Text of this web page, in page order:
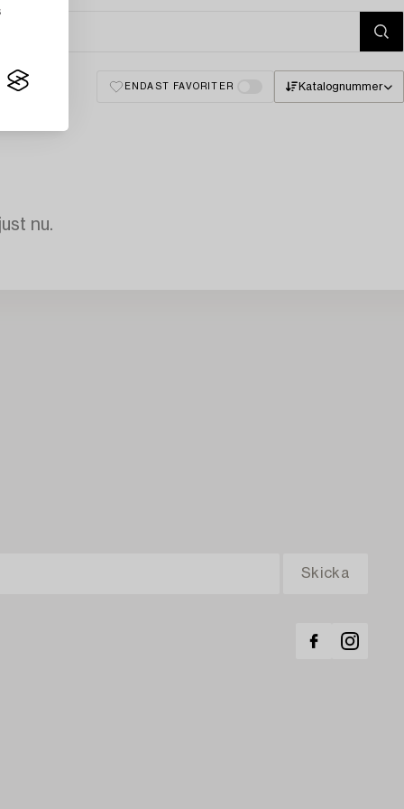
ENDAST FAVORITER Katalognummer
nu.